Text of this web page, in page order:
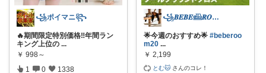
꧁ポイマニ꧂
🔥期間限定特別価格‼️年間ラン
キング上位の ...
￥ 998～
1 0 1338
꧁𝑩𝑬𝑩𝑬𓊝𝑹𝑶𝑶𝑴꧂
🌟今週のおすすめ🌟 #beberoo
m20 ...
￥ 2,199
とむ🐱 さんのコレ！